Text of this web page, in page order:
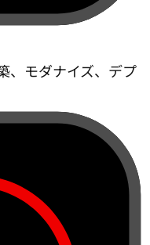
、モダナイズ、デプ